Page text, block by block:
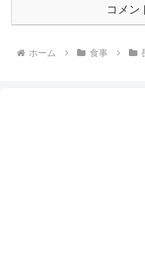
コメン
ホーム 食事